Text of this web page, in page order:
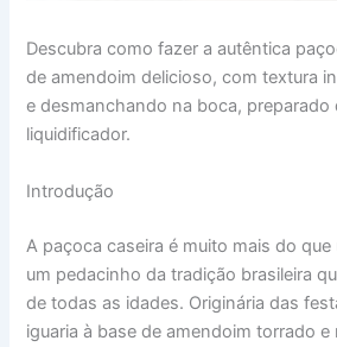
Descubra como fazer a autêntica
de amendoim delicioso, com textura
e desmanchando na boca, preparado
liquidificador.
Introdução
A paçoca caseira é muito mais do
um pedacinho da tradição brasileira
de todas as idades. Originária das
iguaria à base de amendoim torrado